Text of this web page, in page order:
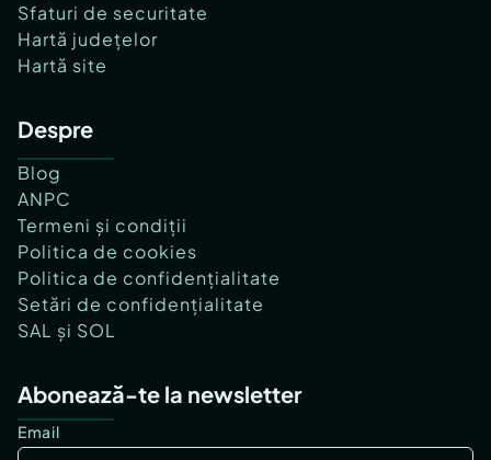
Sfaturi de securitate
Hartă județelor
Hartă site
Despre
Blog
ANPC
Termeni și condiții
Politica de cookies
Politica de confidențialitate
Setări de confidențialitate
SAL și SOL
Abonează-te la newsletter
Email